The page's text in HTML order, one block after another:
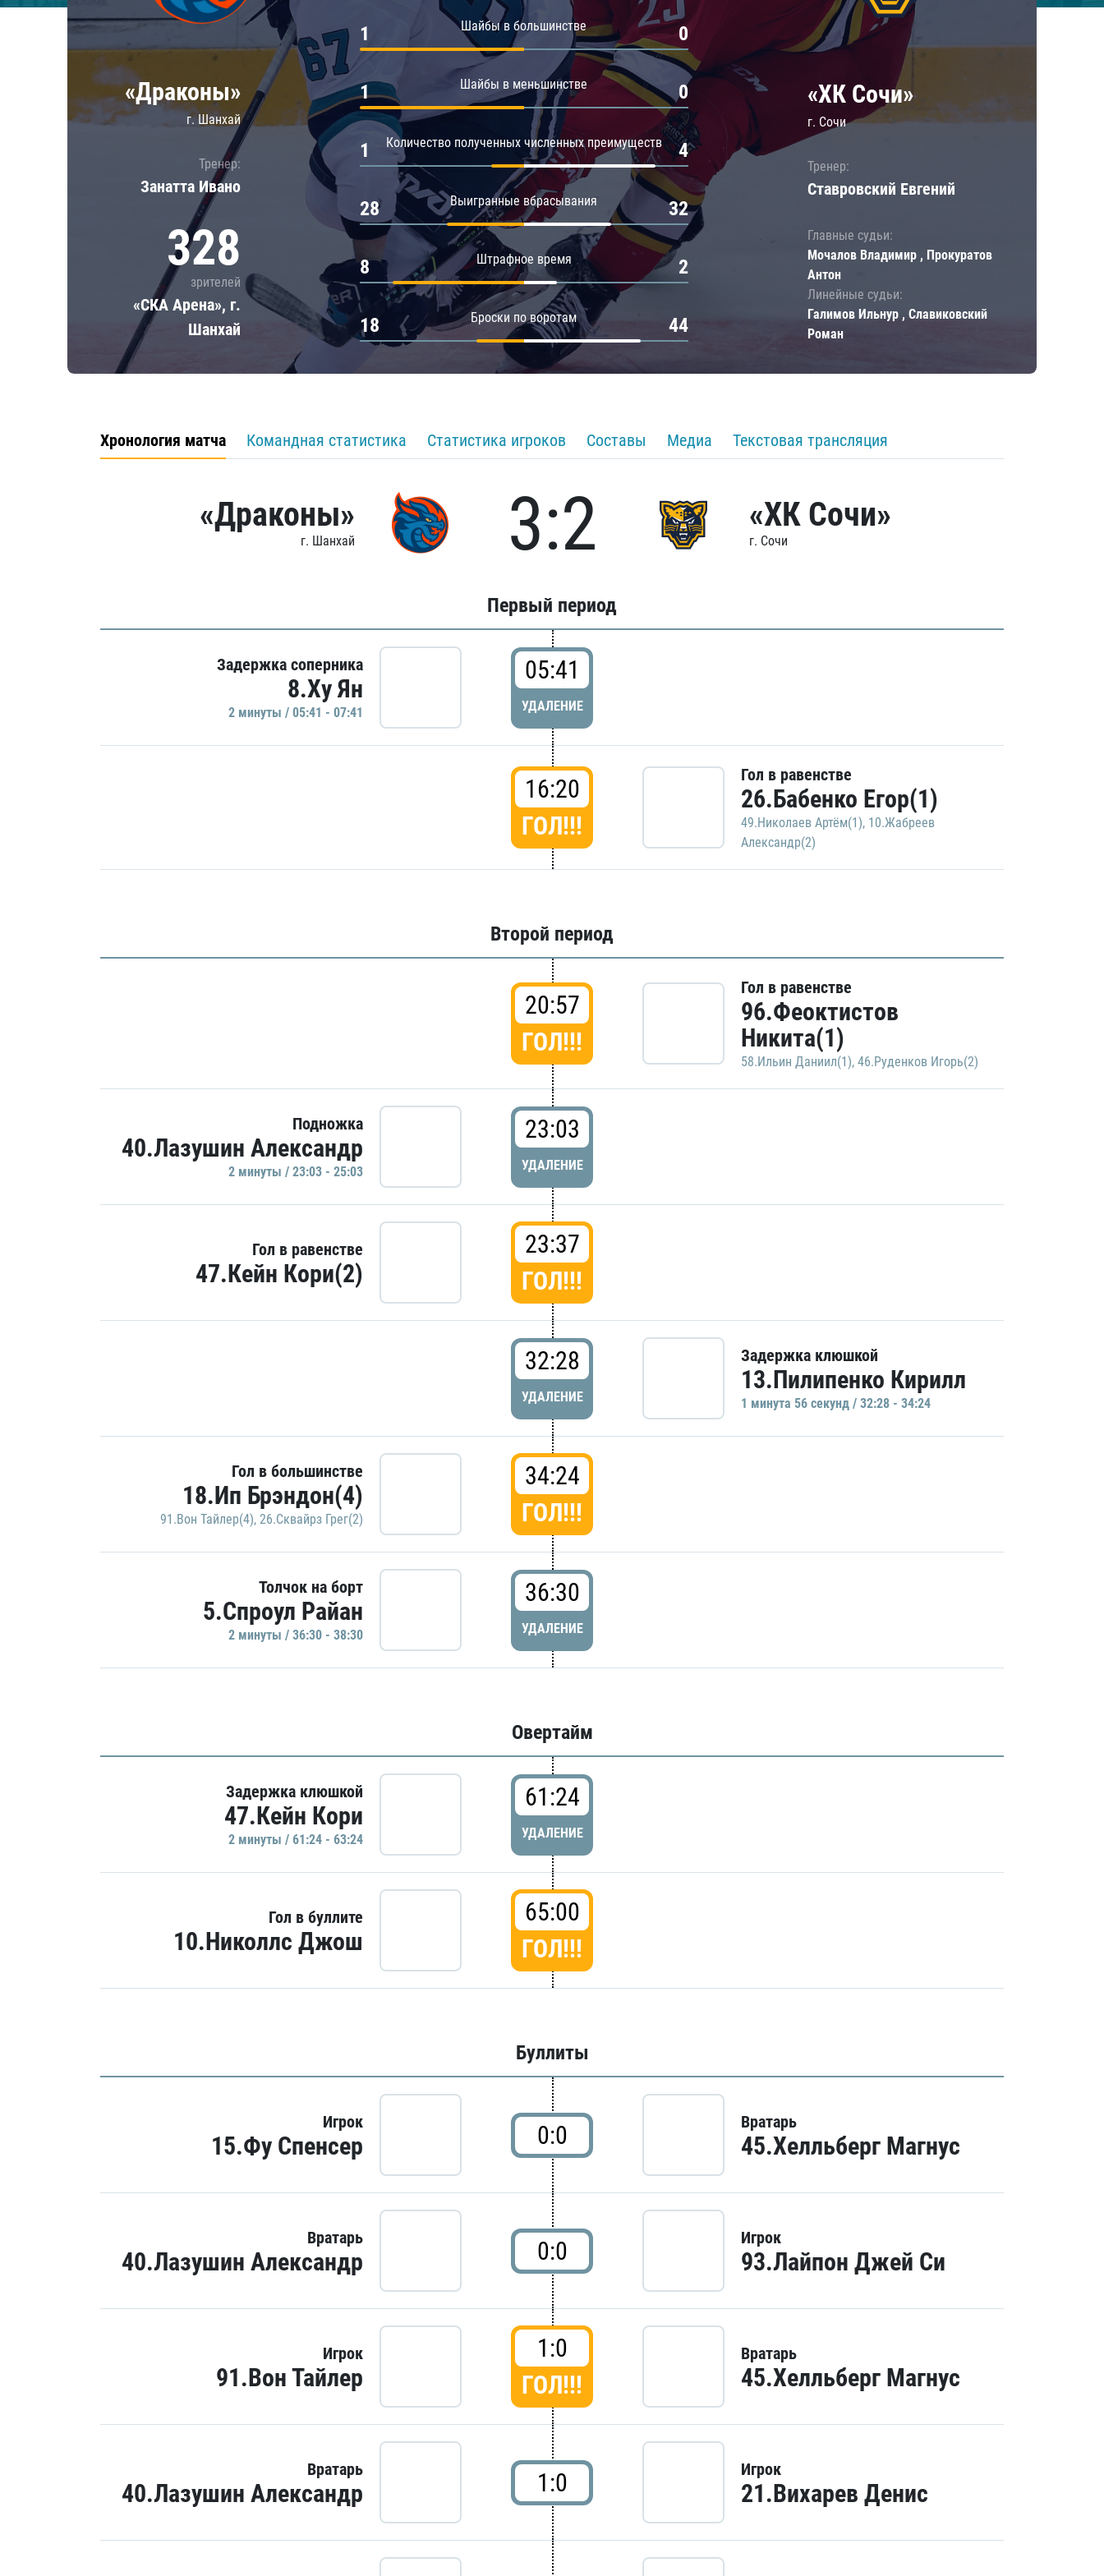
Локомотив
Шанхайские Драконы
Амур
Барыс
Салават Юлаев
«Драконы»
г. Шанхай
Тренер:
Занатта Иванo
328
зрителей
«СКА Арена», г.
Шанхай
Шайбы в большинстве
1 0
Шайбы в меньшинстве
1 0
Количество полученных численных преимуществ
1 4
Выигранные вбрасывания
28 32
Штрафное время
8 2
Броски по воротам
18 44
«ХК Сочи»
г. Сочи
Тренер:
Ставровский Евгений
Главные судьи:
Мочалов Владимир , Прокуратов
Антон
Линейные судьи:
Галимов Ильнур , Славиковский
Роман
Хронология матча Командная статистика Статистика игроков Составы Медиа Текстовая трансляция
«Драконы»
г. Шанхай 3:2 «ХК Сочи»
г. Сочи
Первый период
Задержка соперника
8.Ху Ян
2 минуты / 05:41 - 07:41
05:41
УДАЛЕНИЕ
16:20
ГОЛ!!!
Гол в равенстве
26.Бабенко Егор(1)
49.Николаев Артём(1), 10.Жабреев
Александр(2)
Второй период
20:57
ГОЛ!!!
Гол в равенстве
96.Феоктистов
Никита(1)
58.Ильин Даниил(1), 46.Руденков Игорь(2)
Подножка
40.Лазушин Александр
2 минуты / 23:03 - 25:03
23:03
УДАЛЕНИЕ
Гол в равенстве
47.Кейн Кори(2)
23:37
ГОЛ!!!
32:28
УДАЛЕНИЕ
Задержка клюшкой
13.Пилипенко Кирилл
1 минутa 56 секунд / 32:28 - 34:24
Гол в большинстве
18.Ип Брэндон(4)
91.Вон Тайлер(4), 26.Сквайрз Грег(2)
34:24
ГОЛ!!!
Толчок на борт
5.Спроул Райан
2 минуты / 36:30 - 38:30
36:30
УДАЛЕНИЕ
Овертайм
Задержка клюшкой
47.Кейн Кори
2 минуты / 61:24 - 63:24
61:24
УДАЛЕНИЕ
Гол в буллите
10.Николлс Джош
65:00
ГОЛ!!!
Буллиты
Игрок
15.Фу Спенсер 0:0 Вратарь
45.Хелльберг Магнус
Вратарь
40.Лазушин Александр 0:0 Игрок
93.Лайпон Джей Си
Игрок
91.Вон Тайлер
1:0
ГОЛ!!!
Вратарь
45.Хелльберг Магнус
Вратарь
40.Лазушин Александр 1:0 Игрок
21.Вихарев Денис